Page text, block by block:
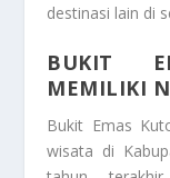
destinasi lain di
BUKIT
MEMILIKI
Bukit Emas
wisata di